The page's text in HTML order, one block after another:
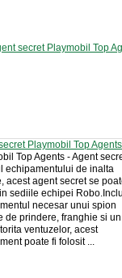
Playmobil Top Agents
Top Agents - Agent
echipamentului de inalta
acest agent secret se
sediile echipei
necesar unui spion
de prindere, franghie si un
ventuzelor, acest
poate fi folosit ...